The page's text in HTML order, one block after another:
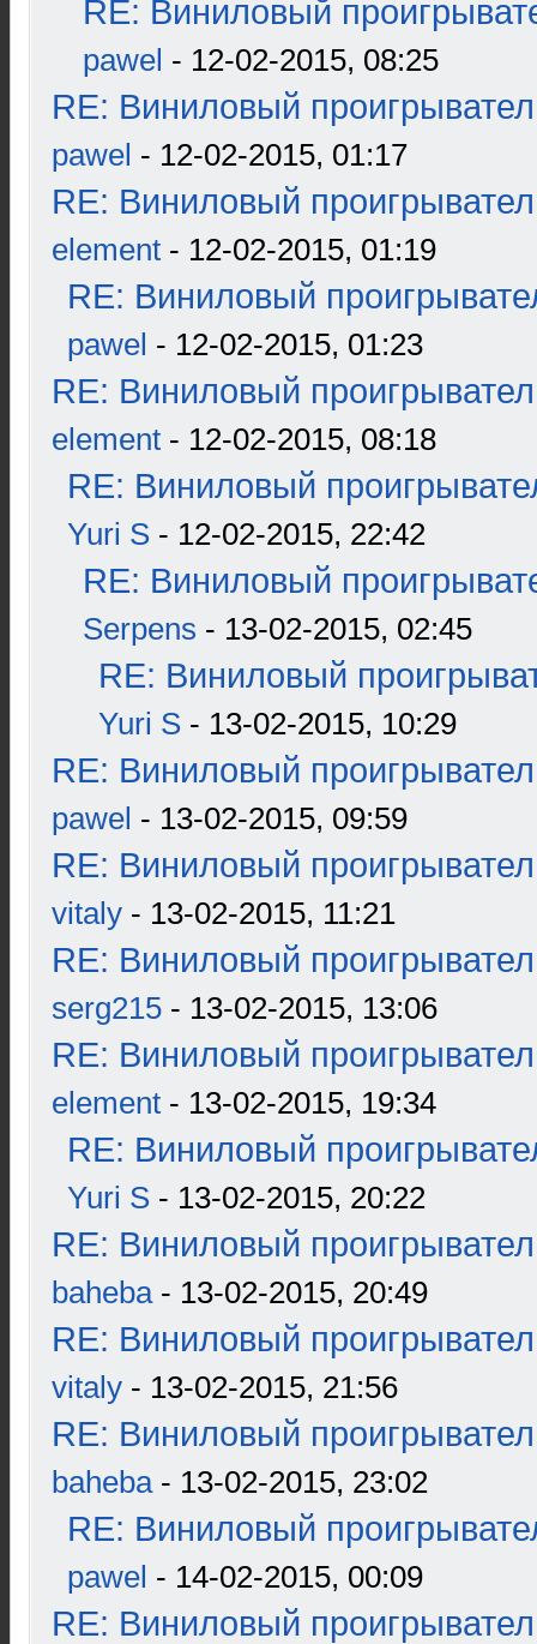
RE: Виниловый
pawel - 12-02-2015, 08:25
RE: Виниловый
pawel - 12-02-2015, 01:17
RE: Виниловый
element - 12-02-2015, 01:19
RE: Виниловый
pawel - 12-02-2015, 01:23
RE: Виниловый
element - 12-02-2015, 08:18
RE: Виниловый
Yuri S - 12-02-2015, 22:42
RE: Виниловый
Serpens - 13-02-2015, 02:45
RE: Виниловый
Yuri S - 13-02-2015, 10:29
RE: Виниловый
pawel - 13-02-2015, 09:59
RE: Виниловый
vitaly - 13-02-2015, 11:21
RE: Виниловый
serg215 - 13-02-2015, 13:06
RE: Виниловый
element - 13-02-2015, 19:34
RE: Виниловый
Yuri S - 13-02-2015, 20:22
RE: Виниловый
baheba- 13-02-2015, 20:49
RE: Виниловый
vitaly - 13-02-2015, 21:56
RE: Виниловый
baheba- 13-02-2015, 23:02
RE: Виниловый
pawel - 14-02-2015, 00:09
RE: Виниловый